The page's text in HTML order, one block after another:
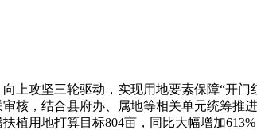
坚三轮驱动，实现用地要素保障“开门
，结合县府办、属地等相关单元统筹推
用地打算目标804亩，同比大幅增加